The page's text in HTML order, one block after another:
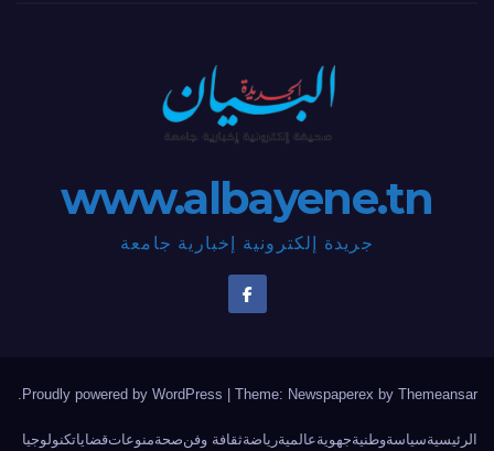
www.albayene.tn
جريدة إلكترونية إخبارية جامعة
Proudly powered by WordPress Theme: Newspaperex by Themeansar
.
الرئيسيةسياسةوطنيةجهويةعالميةرياضةثقافة وفنصحةمنوعاتقضاياتكنولوجيا